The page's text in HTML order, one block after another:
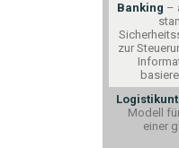
Banking –
zur
Modell f
einer